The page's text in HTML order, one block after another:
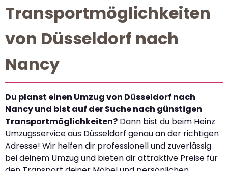
Transportmöglichkeiten
von Düsseldorf nach
Nancy
Du planst einen Umzug von Düsseldorf nach
Nancy und bist auf der Suche nach günstigen
Transportmöglichkeiten? Dann bist du beim Heinz
Umzugsservice aus Düsseldorf genau an der richtigen
Adresse! Wir helfen dir professionell und zuverlässig
bei deinem Umzug und bieten dir attraktive Preise für